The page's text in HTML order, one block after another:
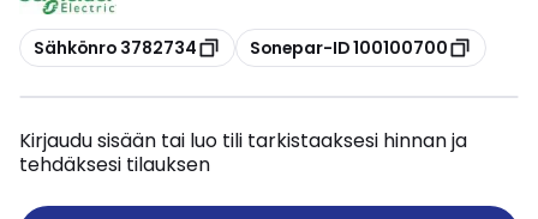
Kopioi
Sähkönro 3782734 Kopioi
Sonepar-ID 100100700
Kirjaudu sisään tai luo tili tarkistaaksesi hinnan ja
tehdäksesi tilauksen